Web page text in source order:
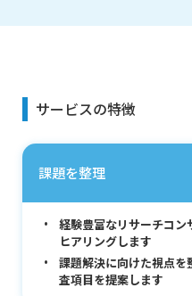
サービスの特徴
課題を整理
経験豊富なリサーチコ
ヒアリングします
課題解決に向けた視点
査項目を提案します